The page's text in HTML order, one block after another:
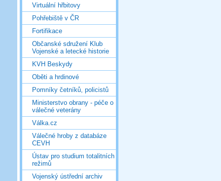
Virtuální hřbitovy
Pohřebiště v ČR
Fortifikace
Občanské sdružení Klub
Vojenské a letecké historie
KVH Beskydy
Oběti a hrdinové
Pomníky četníků, policistů
Ministerstvo obrany - péče o
válečné veterány
Válka.cz
Válečné hroby z databáze
CEVH
Ústav pro studium totalitních
režimů
Vojenský ústřední archiv